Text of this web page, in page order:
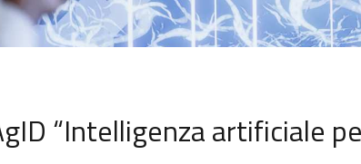
“Intelligenza artificiale